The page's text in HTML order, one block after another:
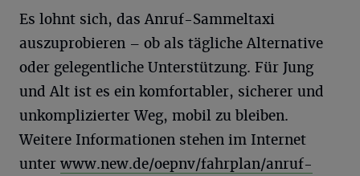
Es lohnt sich, das Anruf-Sammeltaxi
auszuprobieren – ob als tägliche Alternative
oder gelegentliche Unterstützung. Für Jung
und Alt ist es ein komfortabler, sicherer und
unkomplizierter Weg, mobil zu bleiben.
Weitere Informationen stehen im Internet
unter www.new.de/oepnv/fahrplan/anruf-